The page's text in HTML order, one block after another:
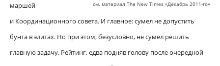
см. материал The New Times «Декабрь 2011-го»
маршей
и Координационного совета. И главное: сумел не допустить
бунта в элитах. Но при этом, безусловно, не сумел решить
главную задачу. Рейтинг, едва подняв голову после очередной